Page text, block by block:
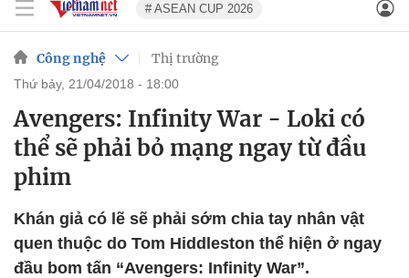
# ASEAN CUP 2026
Công nghệ Thị trường
thứ bảy, 21/04/2018 - 18:00
Avengers: Infinity War - Loki có
thể sẽ phải bỏ mạng ngay từ đầu
phim
Khán giả có lẽ sẽ phải sớm chia tay nhân vật
quen thuộc do Tom Hiddleston thể hiện ở ngay
đầu bom tấn “Avengers: Infinity War”.